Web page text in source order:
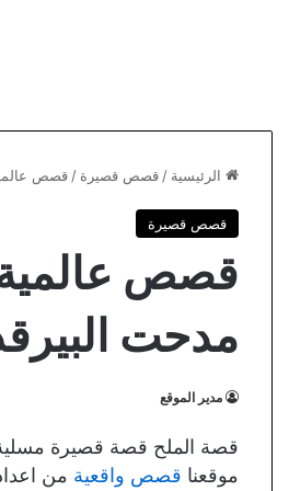
الرئيسية / قصص قصيرة / قصص
قصص قصيرة
قصص عالمية
مدحت
مدير الموقع
قصة الملح قصة قصيرة
موقعنا قصص واقعية من